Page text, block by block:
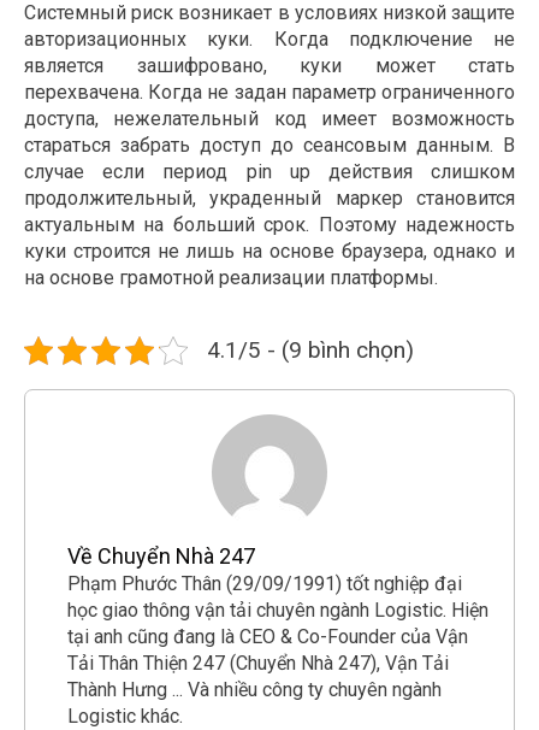
Системный риск возникает в условиях низкой защите
авторизационных куки. Когда подключение не
является зашифровано, куки может стать
перехвачена. Когда не задан параметр ограниченного
доступа, нежелательный код имеет возможность
стараться забрать доступ до сеансовым данным. В
случае если период pin up действия слишком
продолжительный, украденный маркер становится
актуальным на больший срок. Поэтому надежность
куки строится не лишь на основе браузера, однако и
на основе грамотной реализации платформы.
4.1/5 - (9 bình chọn)
Về Chuyển Nhà 247
Phạm Phước Thân (29/09/1991) tốt nghiệp đại
học giao thông vận tải chuyên ngành Logistic. Hiện
tại anh cũng đang là CEO & Co-Founder của Vận
Tải Thân Thiện 247 (Chuyển Nhà 247), Vận Tải
Thành Hưng ... Và nhiều công ty chuyên ngành
Logistic khác.